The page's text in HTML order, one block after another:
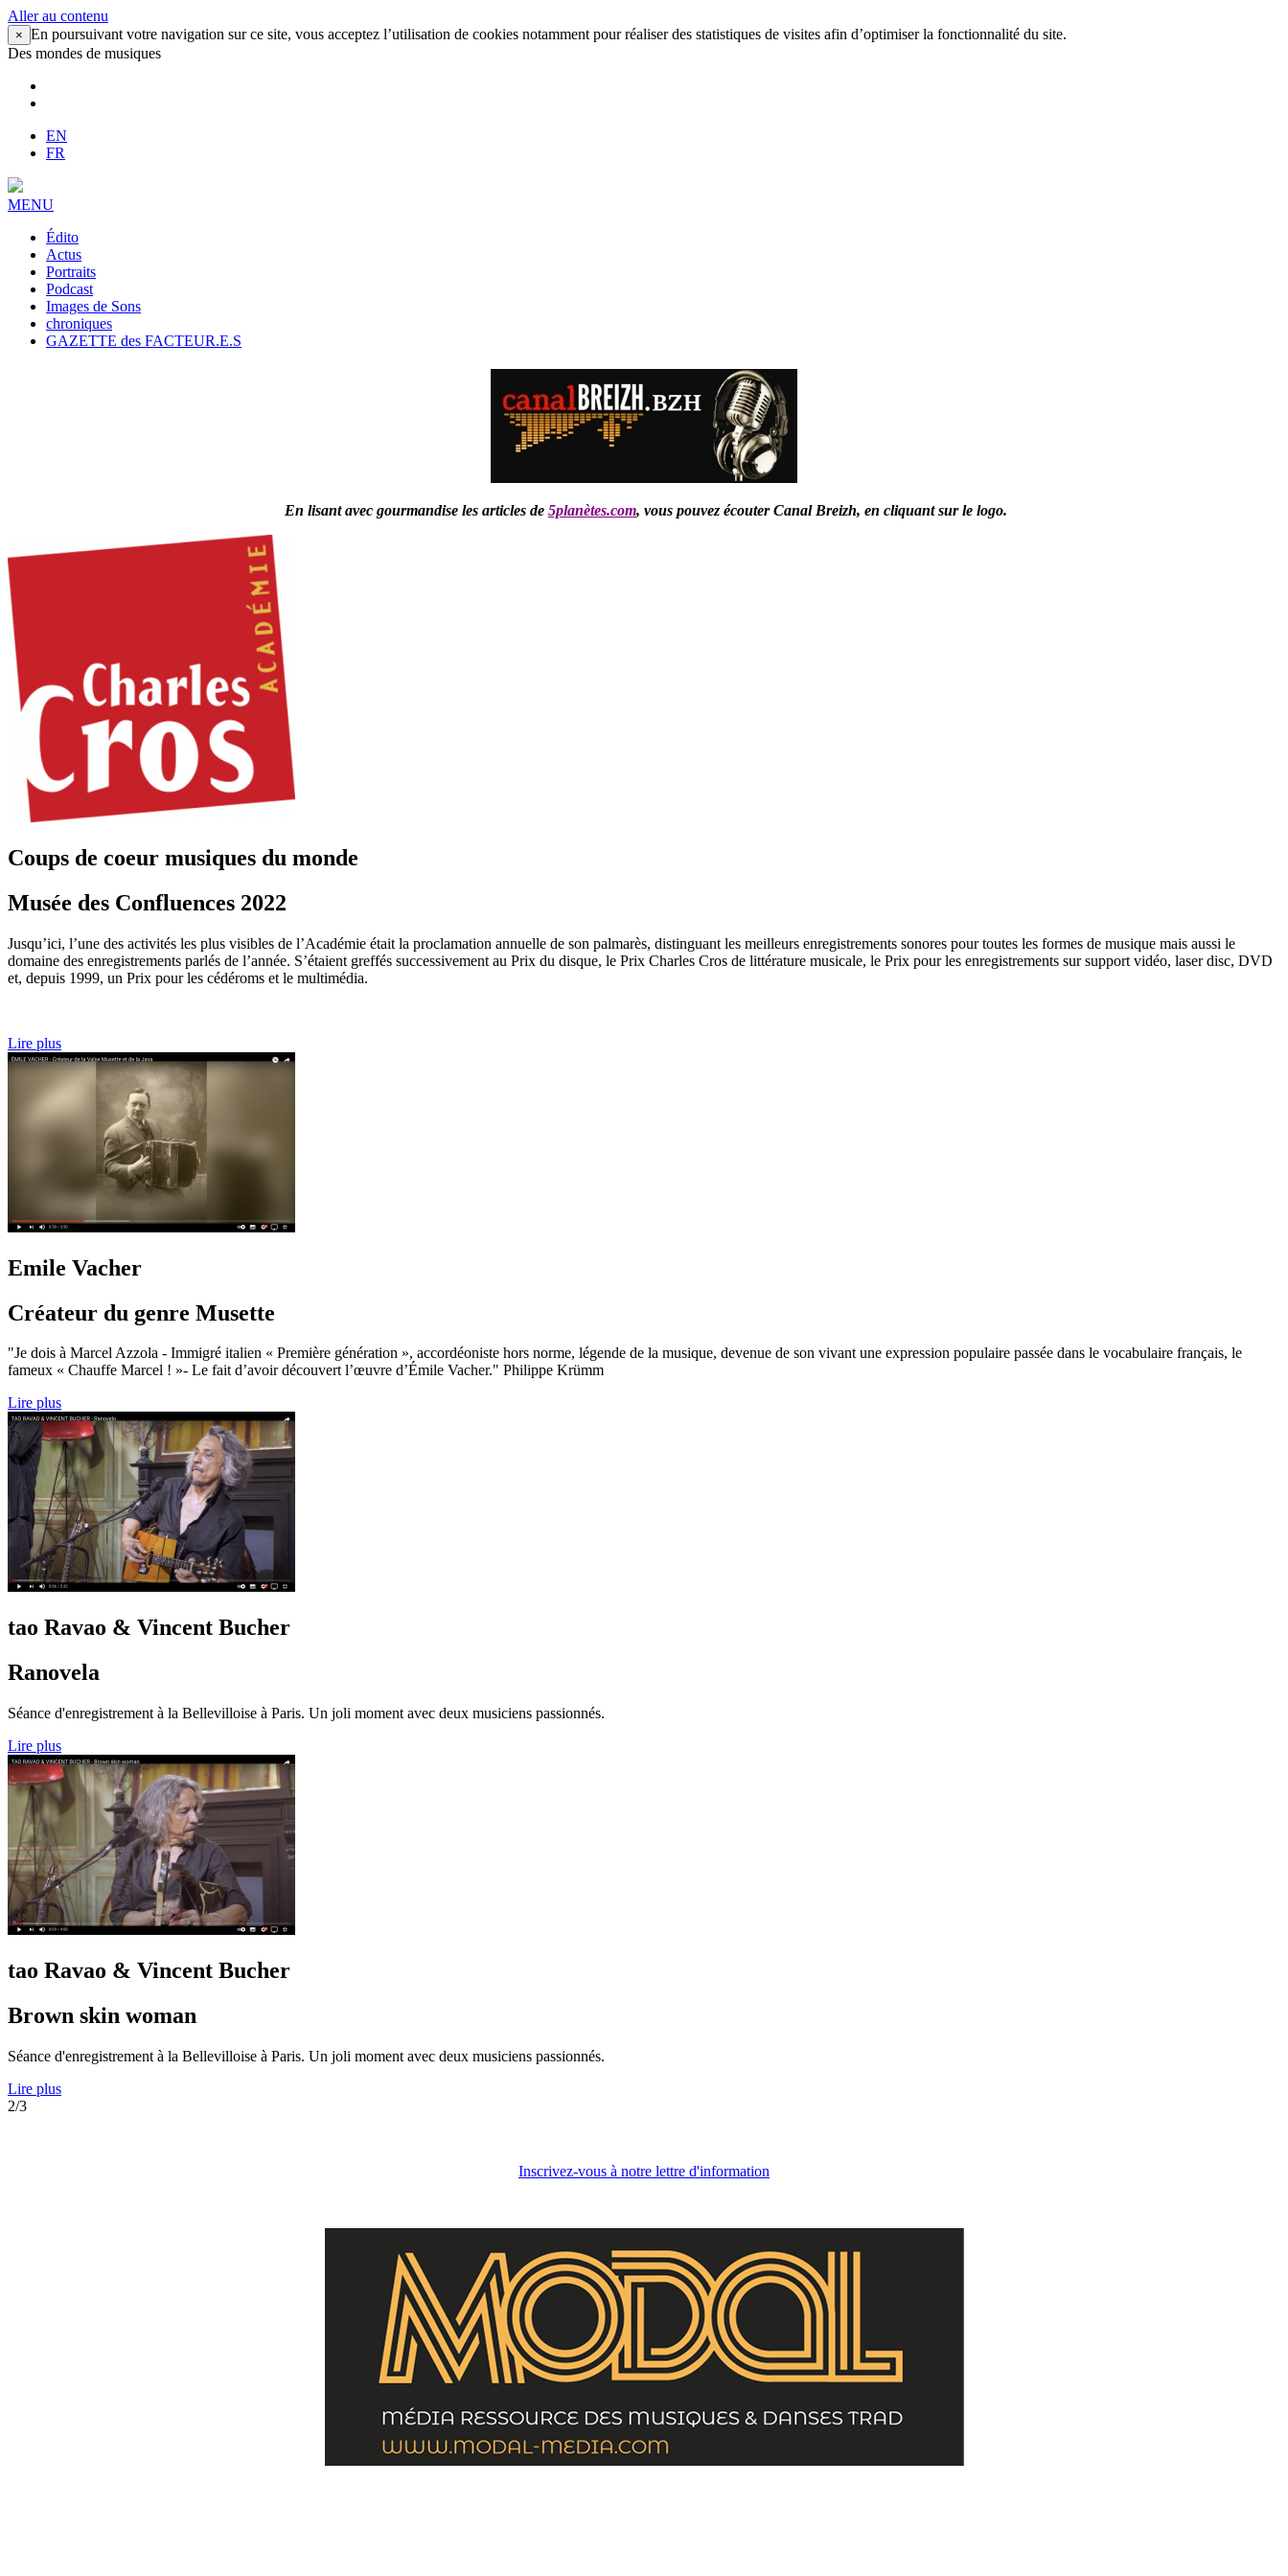
Aller au contenu
× En poursuivant votre navigation sur ce site, vous acceptez l’utilisation de cookies notamment pour réaliser des statistiques de visites afin d’optimiser la fonctionnalité du site.
Des mondes de musiques
EN
FR
MENU
Édito
Actus
Portraits
Podcast
Images de Sons
chroniques
GAZETTE des FACTEUR.E.S
En lisant avec gourmandise les articles de 5planètes.com, vous pouvez écouter Canal Breizh, en cliquant sur le logo.
Coups de coeur musiques du monde
Musée des Confluences 2022
Jusqu’ici, l’une des activités les plus visibles de l’Académie était la proclamation annuelle de son palmarès, distinguant les meilleurs enregistrements sonores pour toutes les formes de musique mais aussi le
domaine des enregistrements parlés de l’année. S’étaient greffés successivement au Prix du disque, le Prix Charles Cros de littérature musicale, le Prix pour les enregistrements sur support vidéo, laser disc, DVD
et, depuis 1999, un Prix pour les cédéroms et le multimédia.
Lire plus
Emile Vacher
Créateur du genre Musette
"Je dois à Marcel Azzola - Immigré italien « Première génération », accordéoniste hors norme, légende de la musique, devenue de son vivant une expression populaire passée dans le vocabulaire français, le
fameux « Chauffe Marcel ! »- Le fait d’avoir découvert l’œuvre d’Émile Vacher." Philippe Krümm
Lire plus
tao Ravao & Vincent Bucher
Ranovela
Séance d'enregistrement à la Bellevilloise à Paris. Un joli moment avec deux musiciens passionnés.
Lire plus
tao Ravao & Vincent Bucher
Brown skin woman
Séance d'enregistrement à la Bellevilloise à Paris. Un joli moment avec deux musiciens passionnés.
Lire plus
2/3
Inscrivez-vous à notre lettre d'information